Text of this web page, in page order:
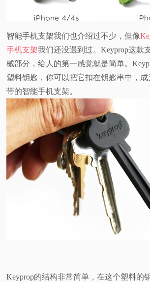
测
视
频
科
普
体
智能手机支架我们也介绍过不少，但像
手机支架我们还没遇到过。Keyprop这款
械部分，给人的第一感觉就是简单。
塑料钥匙，你可以把它扣在钥匙串中，
带的智能手机支架。
Keyprop的结构非常简单，在这个塑料的